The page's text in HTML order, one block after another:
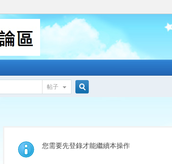
帖子
索
您需要先登錄才能繼續本操作